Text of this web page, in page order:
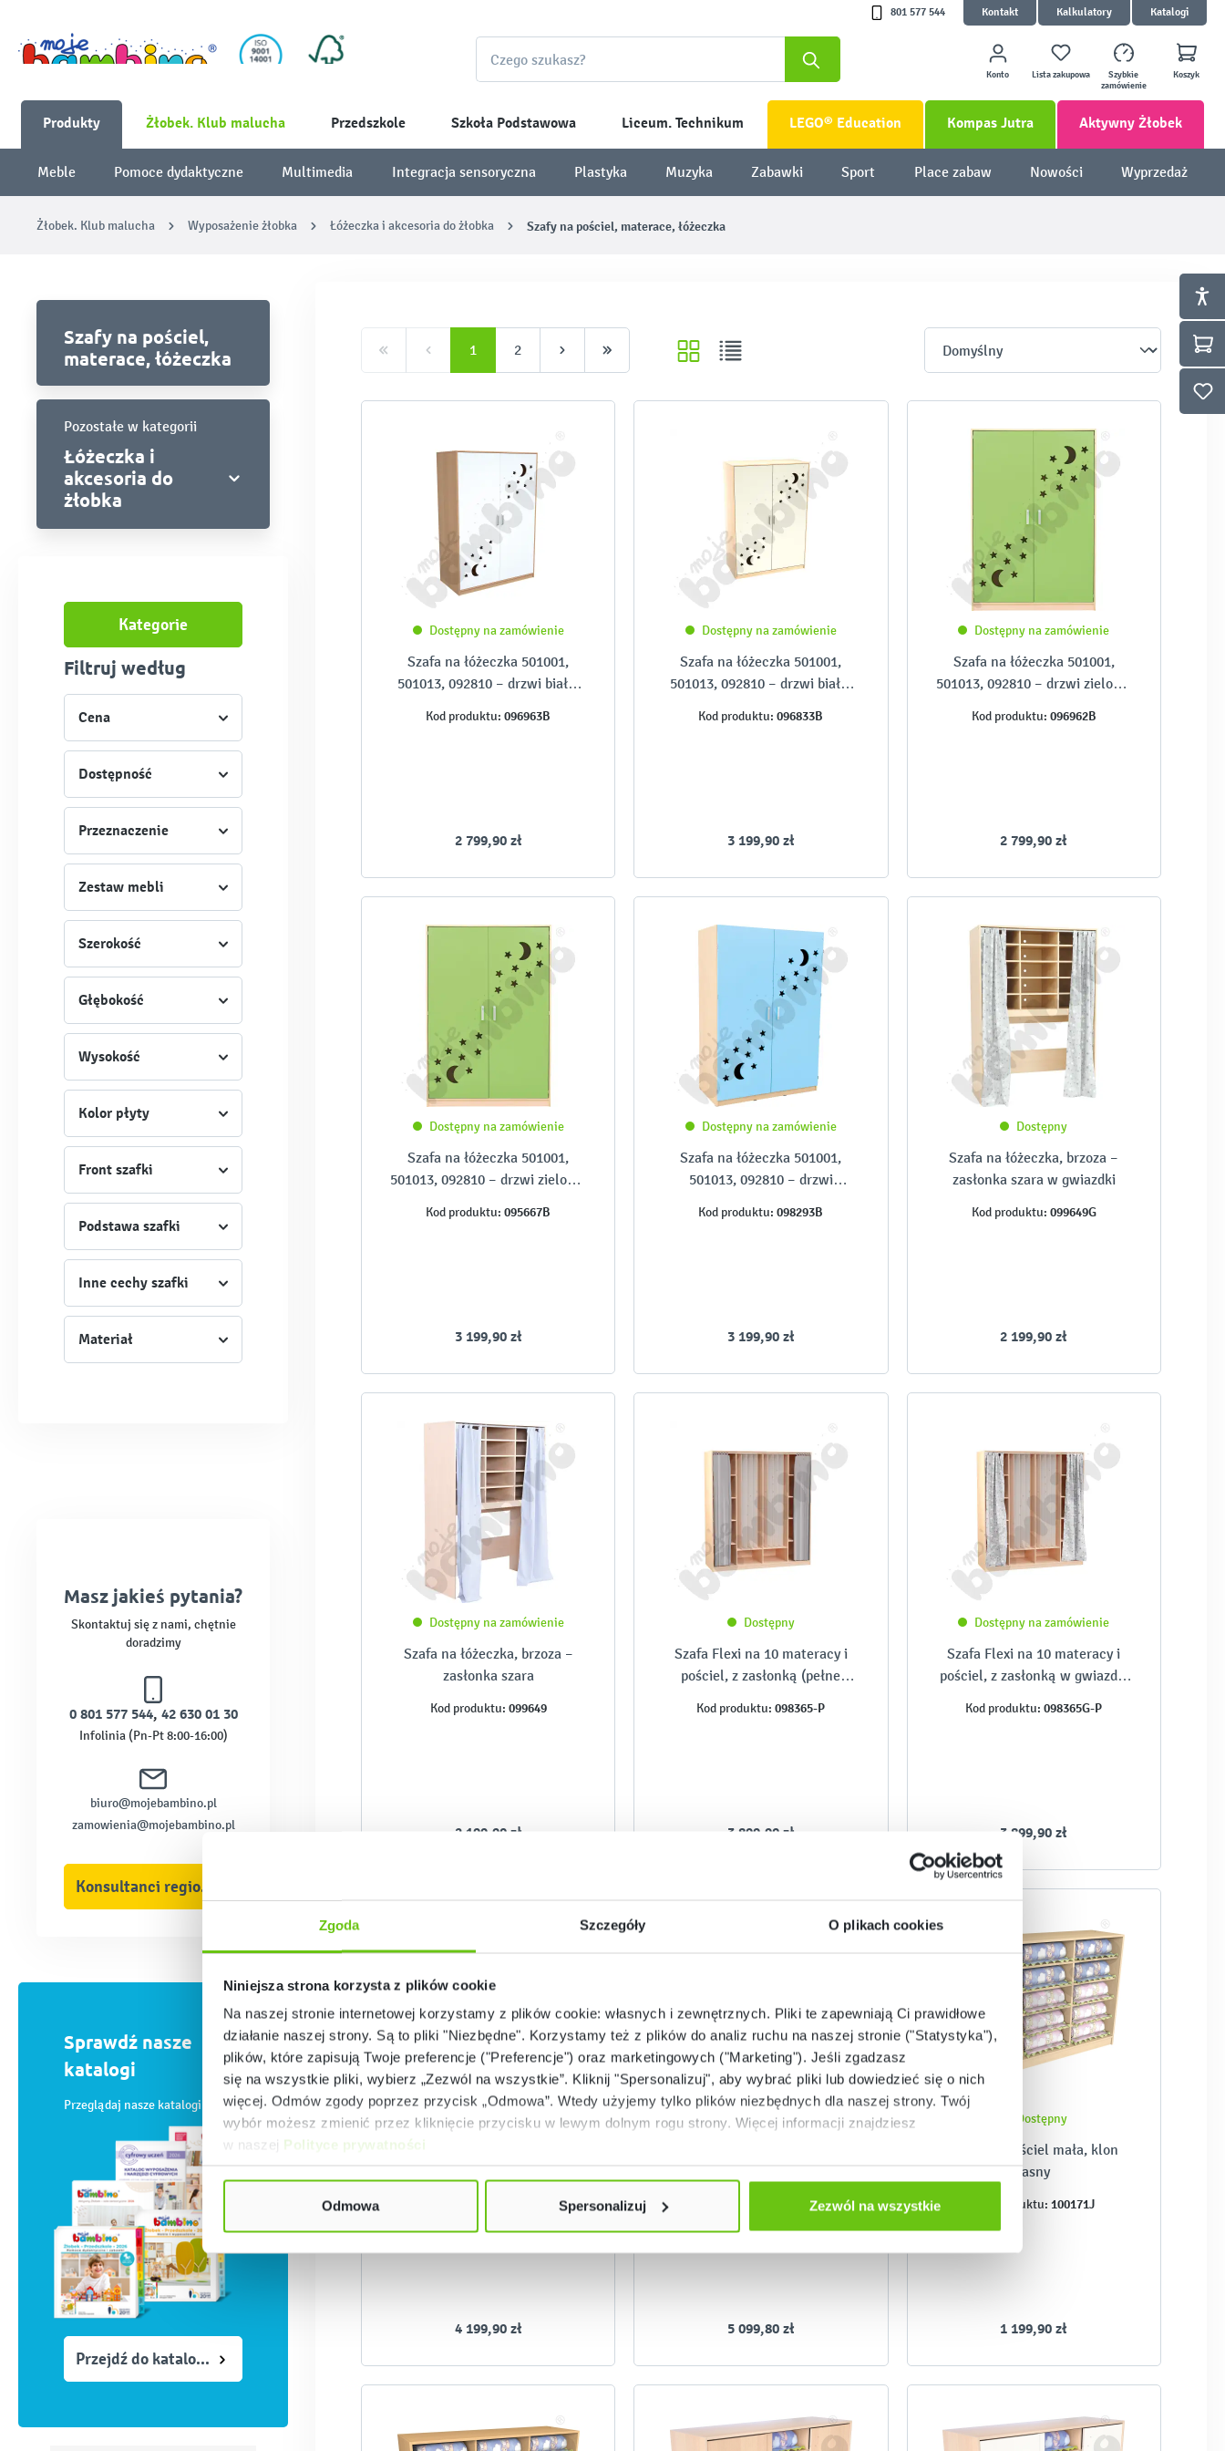
Zgoda Szczegóły O plikach cookies
Niniejsza strona korzysta z plików cookie
Na naszej stronie internetowej korzystamy z plików cookie: własnych i zewnętrznych. Pliki te zapewniają Ci prawidłowe
działanie naszej strony. Są to pliki "Niezbędne". Korzystamy też z plików do analiz ruchu na naszej stronie ("Statystyka"),
plików, które zapisują Twoje preferencje ("Preferencje") oraz marketingowych ("Marketing"). Jeśli zgadzasz
się na wszystkie pliki, wybierz „Zezwól na wszystkie”. Kliknij "Spersonalizuj", aby wybrać pliki lub dowiedzieć się o nich
więcej. Odmów zgody poprzez przycisk „Odmowa”. Wtedy użyjemy tylko plików niezbędnych dla naszej strony. Twój
wybór możesz zmienić przez kliknięcie przycisku w lewym dolnym rogu strony. Więcej informacji znajdziesz
w naszej Polityce prywatności
Odmowa Spersonalizuj Zezwól na wszystkie
801 577 544 Kontakt Kalkulatory Katalogi
Konto Lista zakupowa
Szybkie
zamówienie
Koszyk
Produkty Żłobek. Klub malucha Przedszkole Szkoła Podstawowa Liceum. Technikum LEGO® Education Kompas Jutra Aktywny Żłobek
Meble Pomoce dydaktyczne Multimedia Integracja sensoryczna Plastyka Muzyka Zabawki Sport Place zabaw Nowości Wyprzedaż
Żłobek. Klub malucha Wyposażenie żłobka Łóżeczka i akcesoria do żłobka Szafy na pościel, materace, łóżeczka
Szafy na pościel,
materace, łóżeczka
Pozostałe w kategorii
Łóżeczka i
akcesoria do
żłobka
Kategorie
Filtruj według
Cena
Dostępność
Przeznaczenie
Zestaw mebli
Szerokość
Głębokość
Wysokość
Kolor płyty
Front szafki
Podstawa szafki
Inne cechy szafki
Materiał
Masz jakieś pytania?
Skontaktuj się z nami, chętnie
doradzimy
0 801 577 544, 42 630 01 30
Infolinia (Pn-Pt 8:00-16:00)
biuro@mojebambino.pl
zamowienia@mojebambino.pl
Konsultanci regionalni
Sprawdź nasze
katalogi
Przeglądaj nasze katalogi online
Przejdź do katalogów
1 2
Dostępny na zamówienie
Szafa na łóżeczka 501001,
501013, 092810 – drzwi białe,
Kod produktu: 096963B
2 799,90 zł
Dostępny na zamówienie
Szafa na łóżeczka 501001,
501013, 092810 – drzwi białe,
Kod produktu: 096833B
3 199,90 zł
Dostępny na zamówienie
Szafa na łóżeczka 501001,
501013, 092810 – drzwi zielone,
Kod produktu: 096962B
2 799,90 zł
Dostępny na zamówienie
Szafa na łóżeczka 501001,
501013, 092810 – drzwi zielone,
Kod produktu: 095667B
3 199,90 zł
Dostępny na zamówienie
Szafa na łóżeczka 501001,
501013, 092810 – drzwi
Kod produktu: 098293B
3 199,90 zł
Dostępny
Szafa na łóżeczka, brzoza –
zasłonka szara w gwiazdki
Kod produktu: 099649G
2 199,90 zł
Dostępny na zamówienie
Szafa na łóżeczka, brzoza –
zasłonka szara
Kod produktu: 099649
2 199,90 zł
Dostępny
Szafa Flexi na 10 materacy i
pościel, z zasłonką (pełne
Kod produktu: 098365-P
3 899,90 zł
Dostępny na zamówienie
Szafa Flexi na 10 materacy i
pościel, z zasłonką w gwiazdki
Kod produktu: 098365G-P
3 899,90 zł
Dostępny
Szafa Flexi na 10 materacy i
4 199,90 zł
Dostępny na zamówienie
SET6428
5 099,80 zł
Dostępny
Szafa na pościel mała, klon
jasny
Kod produktu: 100171J
1 199,90 zł